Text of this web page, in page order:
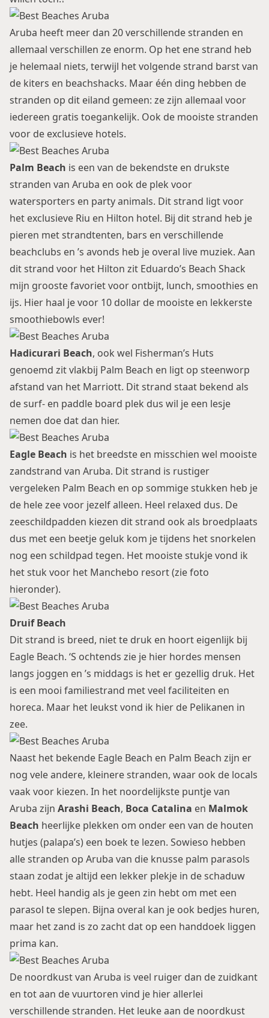
Aruba heeft meer dan 20 verschillende stranden en
allemaal verschillen ze enorm. Op het ene strand heb
je helemaal niets, terwijl het volgende strand barst van
de kiters en beachshacks. Maar één ding hebben de
stranden op dit eiland gemeen: ze zijn allemaal voor
iedereen gratis toegankelijk. Ook de mooiste stranden
voor de exclusieve hotels.
Palm Beach is een van de bekendste en drukste
stranden van Aruba en ook de plek voor
watersporters en party animals. Dit strand ligt voor
het exclusieve Riu en Hilton hotel. Bij dit strand heb je
pieren met strandtenten, bars en verschillende
beachclubs en ’s avonds heb je overal live muziek. Aan
dit strand voor het Hilton zit Eduardo’s Beach Shack
mijn grooste favoriet voor ontbijt, lunch, smoothies en
ijs. Hier haal je voor 10 dollar de mooiste en lekkerste
smoothiebowls ever!
Hadicurari Beach, ook wel Fisherman’s Huts
genoemd zit vlakbij Palm Beach en ligt op steenworp
afstand van het Marriott. Dit strand staat bekend als
de surf- en paddle board plek dus wil je een lesje
nemen doe dat dan hier.
Eagle Beach is het breedste en misschien wel mooiste
zandstrand van Aruba. Dit strand is rustiger
vergeleken Palm Beach en op sommige stukken heb je
de hele zee voor jezelf alleen. Heel relaxed dus. De
zeeschildpadden kiezen dit strand ook als broedplaats
dus met een beetje geluk kom je tijdens het snorkelen
nog een schildpad tegen. Het mooiste stukje vond ik
het stuk voor het Manchebo resort (zie foto
hieronder).
Druif Beach
Dit strand is breed, niet te druk en hoort eigenlijk bij
Eagle Beach. ‘S ochtends zie je hier hordes mensen
langs joggen en ’s middags is het er gezellig druk. Het
is een mooi familiestrand met veel faciliteiten en
horeca. Maar het leukst vond ik hier de Pelikanen in
zee.
Naast het bekende Eagle Beach en Palm Beach zijn er
nog vele andere, kleinere stranden, waar ook de locals
vaak voor kiezen. In het noordelijkste puntje van
Aruba zijn Arashi Beach, Boca Catalina en Malmok
Beach heerlijke plekken om onder een van de houten
hutjes (palapa’s) een boek te lezen. Sowieso hebben
alle stranden op Aruba van die knusse palm parasols
staan zodat je altijd een lekker plekje in de schaduw
hebt. Heel handig als je geen zin hebt om met een
parasol te slepen. Bijna overal kan je ook bedjes huren,
maar het zand is zo zacht dat op een handdoek liggen
prima kan.
De noordkust van Aruba is veel ruiger dan de zuidkant
en tot aan de vuurtoren vind je hier allerlei
verschillende stranden. Het leuke aan de noordkust